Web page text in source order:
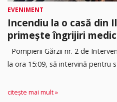
EVENIMENT
Incendiu la o casă din
primește îngrijiri
Pompierii Gărzii nr. 2 de
la ora 15:09, să intervină pentru
citește mai mult »